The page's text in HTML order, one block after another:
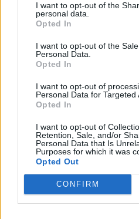
I want to opt-out of the
personal data.
Opted In
I want to opt-out of the
Personal Data.
Opted In
I want to opt-out of
Personal Data for Targeted
Opted In
I want to opt-out of
Retention, Sale, and/or
Personal Data that Is
Purposes for which it was
Opted Out
CONFIRM
¿Te ha gustado la receta?
Facebook
Twitter
Pinea esta receta
Receta guardada en :
Entrada más reciente